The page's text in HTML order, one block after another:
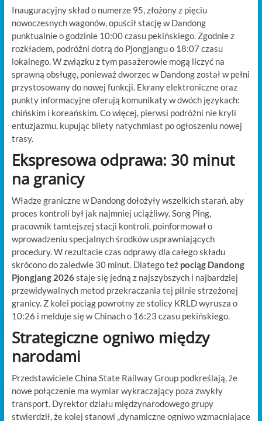
Inauguracyjny skład o numerze 95, złożony z pięciu
nowoczesnych wagonów, opuścił stację w Dandong
punktualnie o godzinie 10:00 czasu pekińskiego. Zgodnie z
rozkładem, podróżni dotrą do Pjongjangu o 18:07 czasu
lokalnego. W związku z tym pasażerowie mogą liczyć na
sprawną obsługę, ponieważ dworzec w Dandong został w pełni
przystosowany do nowej funkcji. Ekrany elektroniczne oraz
punkty informacyjne oferują komunikaty w dwóch językach:
chińskim i koreańskim. Co więcej, pierwsi podróżni nie kryli
entuzjazmu, kupując bilety natychmiast po ogłoszeniu nowej
trasy.
Ekspresowa odprawa: 30 minut
na granicy
Władze graniczne w Dandong dołożyły wszelkich starań, aby
proces kontroli był jak najmniej uciążliwy. Song Ping,
pracownik tamtejszej stacji kontroli, poinformował o
wprowadzeniu specjalnych środków usprawniających
procedury. W rezultacie czas odprawy dla całego składu
skrócono do zaledwie 30 minut. Dlatego też pociąg Dandong
Pjongjang 2026staje się jedną z najszybszych i najbardziej
przewidywalnych metod przekraczania tej pilnie strzeżonej
granicy. Z kolei pociąg powrotny ze stolicy KRLD wyrusza o
10:26 i melduje się w Chinach o 16:23 czasu pekińskiego.
Strategiczne ogniwo między
narodami
Przedstawiciele China State Railway Group podkreślają, że
nowe połączenie ma wymiar wykraczający poza zwykły
transport. Dyrektor działu międzynarodowego grupy
stwierdził, że kolej stanowi „dynamiczne ogniwo wzmacniające